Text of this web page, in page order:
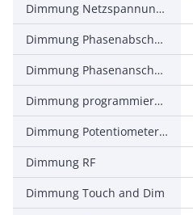
Dimmung Netzspannungsmodulation
Dimmung Phasenabschnitt
Dimmung Phasenanschnitt
Dimmung programmierbar
Dimmung Potentiometer (geräteintegriert)
Dimmung RF
Dimmung Touch and Dim